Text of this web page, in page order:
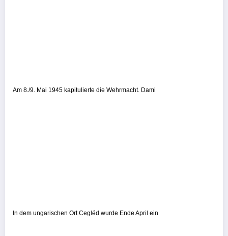
Am 8./9. Mai 1945 kapitulierte die Wehrmacht. Dami
In dem ungarischen Ort Cegléd wurde Ende April ein